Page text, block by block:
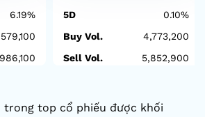
6.19%
5D
0.10%
Buy Vol.
4,773,200
Sell Vol.
5,852,900
trong top cổ phiếu được khối